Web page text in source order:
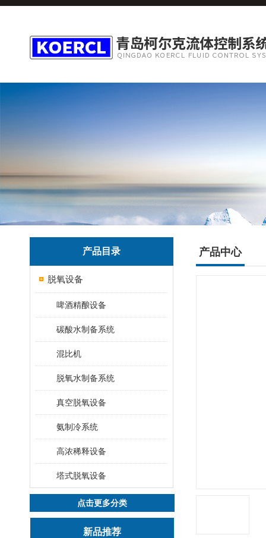
产品目录
脱氧设备
啤酒精酿设备
碳酸水制备系统
混比机
脱氧水制备系统
真空脱氧设备
氨制冷系统
高浓稀释设备
塔式脱氧设备
点击更多分类
新品推荐
产品中心